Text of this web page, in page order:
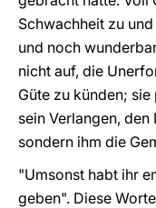
Schwachheit zu
und noch
nicht auf, die
Güte zu künden;
sein Verlangen,
sondern ihm die
"Umsonst habt ihr
geben". Diese